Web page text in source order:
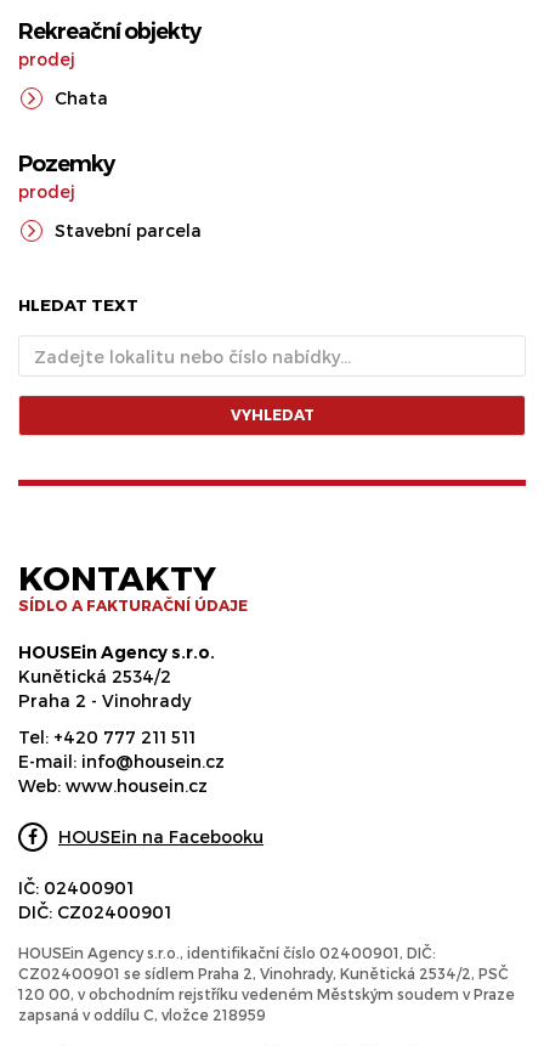
Rekreační objekty
prodej
Chata
Pozemky
prodej
Stavební parcela
HLEDAT TEXT
VYHLEDAT
KONTAKTY
SÍDLO A FAKTURAČNÍ ÚDAJE
HOUSEin Agency s.r.o.
Kunětická 2534/2
Praha 2 - Vinohrady
Tel: +420 777 211 511
E-mail: info@housein.cz
Web: www.housein.cz
HOUSEin na Facebooku
IČ: 02400901
DIČ: CZ02400901
HOUSEin Agency s.r.o., identifikační číslo 02400901, DIČ:
CZ02400901 se sídlem Praha 2, Vinohrady, Kunětická 2534/2, PSČ
120 00, v obchodním rejstříku vedeném Městským soudem v Praze
zapsaná v oddílu C, vložce 218959